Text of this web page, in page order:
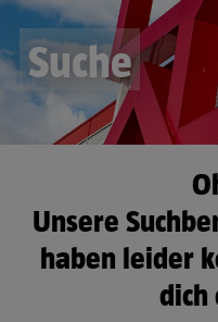
Suche
Unsere
haben leider
dich